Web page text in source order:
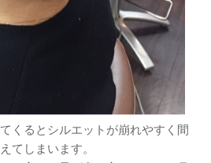
くるとシルエットが崩れやすく間
てしまいます。